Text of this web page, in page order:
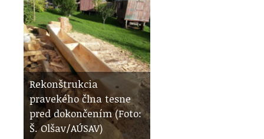
Rekonštrukcia
pravekého člna tesne
pred dokončením (Foto:
Š. Olšav/AÚSAV)